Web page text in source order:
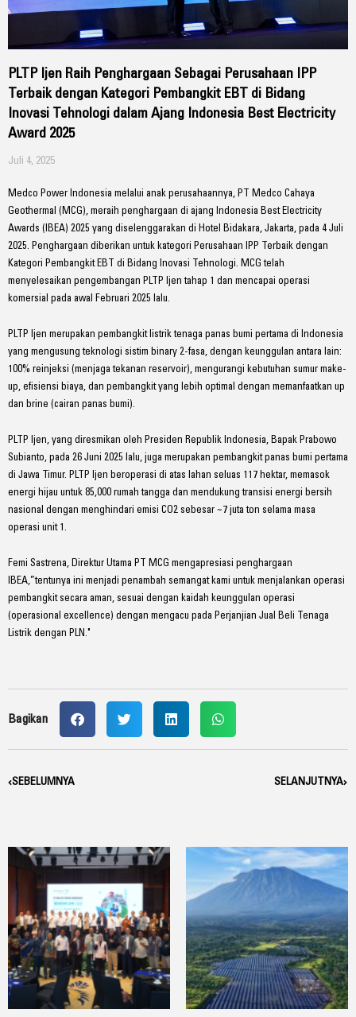
PLTP Ijen Raih Penghargaan Sebagai Perusahaan IPP
Terbaik dengan Kategori Pembangkit EBT di Bidang
Inovasi Tehnologi dalam Ajang Indonesia Best Electricity
Award 2025
Juli 4, 2025
Medco Power Indonesia melalui anak perusahaannya, PT Medco Cahaya
Geothermal (MCG), meraih penghargaan di ajang Indonesia Best Electricity
Awards (IBEA) 2025 yang diselenggarakan di Hotel Bidakara, Jakarta, pada 4 Juli
2025. Penghargaan diberikan untuk kategori Perusahaan IPP Terbaik dengan
Kategori Pembangkit EBT di Bidang Inovasi Tehnologi. MCG telah
menyelesaikan pengembangan PLTP Ijen tahap 1 dan mencapai operasi
komersial pada awal Februari 2025 lalu.
PLTP Ijen merupakan pembangkit listrik tenaga panas bumi pertama di Indonesia
yang mengusung teknologi sistim binary 2-fasa, dengan keunggulan antara lain:
100% reinjeksi (menjaga tekanan reservoir), mengurangi kebutuhan sumur make-
up, efisiensi biaya, dan pembangkit yang lebih optimal dengan memanfaatkan up
dan brine (cairan panas bumi).
PLTP Ijen, yang diresmikan oleh Presiden Republik Indonesia, Bapak Prabowo
Subianto, pada 26 Juni 2025 lalu, juga merupakan pembangkit panas bumi pertama
di Jawa Timur. PLTP Ijen beroperasi di atas lahan seluas 117 hektar, memasok
energi hijau untuk 85,000 rumah tangga dan mendukung transisi energi bersih
nasional dengan menghindari emisi CO2 sebesar ~7 juta ton selama masa
operasi unit 1.
Femi Sastrena, Direktur Utama PT MCG mengapresiasi penghargaan
IBEA,”tentunya ini menjadi penambah semangat kami untuk menjalankan operasi
pembangkit secara aman, sesuai dengan kaidah keunggulan operasi
(operasional excellence) dengan mengacu pada Perjanjian Jual Beli Tenaga
Listrik dengan PLN."
Bagikan
Prev
SEBELUMNYA SELANJUTNYA